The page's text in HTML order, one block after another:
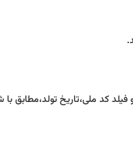
کد ملی،تاریخ تولد،مطابق